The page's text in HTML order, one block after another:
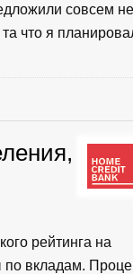
совсем
что я
рейтинга на
по вкладам.